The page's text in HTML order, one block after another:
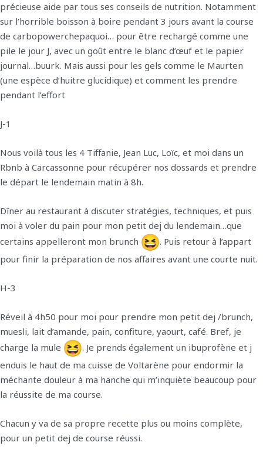
précieuse aide par tous ses conseils de nutrition. Notamment
sur l’horrible boisson à boire pendant 3 jours avant la course
de carbopowerchepaquoi… pour être rechargé comme une
pile le jour J, avec un goût entre le blanc d’œuf et le papier
journal…buurk. Mais aussi pour les gels comme le Maurten
(une espèce d’huitre glucidique) et comment les prendre
pendant l’effort
J-1
Nous voilà tous les 4 Tiffanie, Jean Luc, Loïc, et moi dans un
Rbnb à Carcassonne pour récupérer nos dossards et prendre
le départ le lendemain matin à 8h.
Dîner au restaurant à discuter stratégies, techniques, et puis
moi à voler du pain pour mon petit dej du lendemain…que
certains appelleront mon brunch
. Puis retour à l’appart
pour finir la préparation de nos affaires avant une courte nuit.
H-3
Réveil à 4h50 pour moi pour prendre mon petit dej /brunch,
muesli, lait d’amande, pain, confiture, yaourt, café. Bref, je
charge la mule
. Je prends également un ibuprofène et j
enduis le haut de ma cuisse de Voltarène pour endormir la
méchante douleur à ma hanche qui m’inquiète beaucoup pour
la réussite de ma course.
Chacun y va de sa propre recette plus ou moins complète,
pour un petit dej de course réussi.